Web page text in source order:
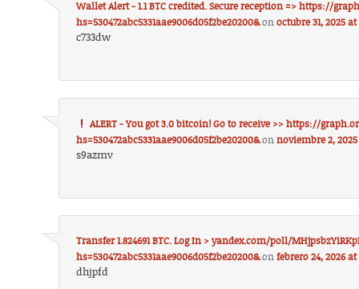
Wallet Alert - 1.1 BTC credited. Secure reception => https://
hs=530472abc5331aae9006d05f2be20200&onoctubre 31, 2025 at
c733dw
ALERT - You got 3.0 bitcoin! Go to receive >> https://
hs=530472abc5331aae9006d05f2be20200&onnoviembre 2,
s9azmv
Transfer 1.824691 BTC. Log In > yandex.com/poll/
hs=530472abc5331aae9006d05f2be20200&onfebrero 24, 2026
dhjpfd